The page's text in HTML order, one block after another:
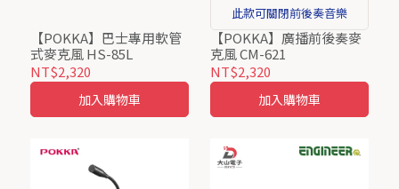
【POKKA】巴士專用軟管
式麥克風 HS-85L
NT$2,320
加入購物車
此款可關閉前後奏音樂
【POKKA】廣播前後奏麥
克風 CM-621
NT$2,320
加入購物車